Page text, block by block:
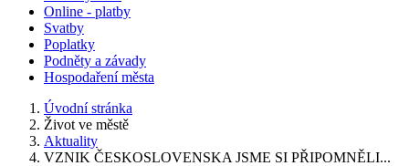
Online - platby
Svatby
Poplatky
Podněty a závady
Hospodaření města
Úvodní stránka
Život ve městě
Aktuality
VZNIK ČESKOSLOVENSKA JSME SI PŘIPOMNĚLI...